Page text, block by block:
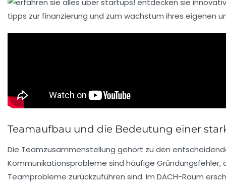
Teamaufbau und die Bedeutung einer
Die Teamzusammenstellung gehört zu den
Kommunikationsprobleme sind häufige
Teamprobleme zurückzuführen sind. Im DACH-Raum